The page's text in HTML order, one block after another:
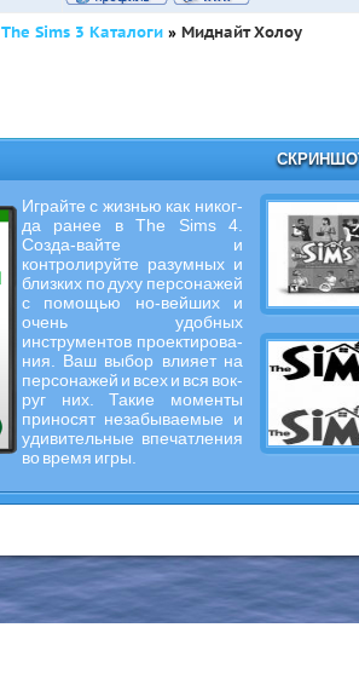
The Sims 3 Каталоги » Миднайт Холоу
Играйте с жизнью как никог-
да ранее в The Sims 4.
Созда-вайте и
контролируйте разумных и
близких по духу персонажей
с помощью но-вейших и
очень удобных
инструментов проектирова-
ния. Ваш выбор влияет на
персонажей и всех и вся вок-
руг них. Такие моменты
приносят незабываемые и
удивительные впечатления
во время игры.